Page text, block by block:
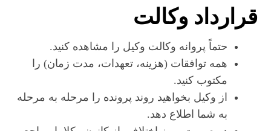
قرارداد وکالت
حتماً پروانه وکالت وکیل را مشاهده کنید.
همه توافقات (هزینه، تعهدات، مدت زمان) را
مکتوب کنید.
از وکیل بخواهید روند پرونده را مرحله به مرحله
به شما اطلاع دهد.